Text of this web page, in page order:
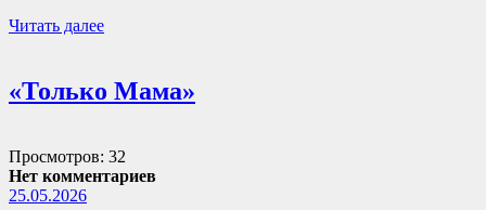
Читать далее
«Только Мама»
Просмотров: 32
Нет комментариев
25.05.2026